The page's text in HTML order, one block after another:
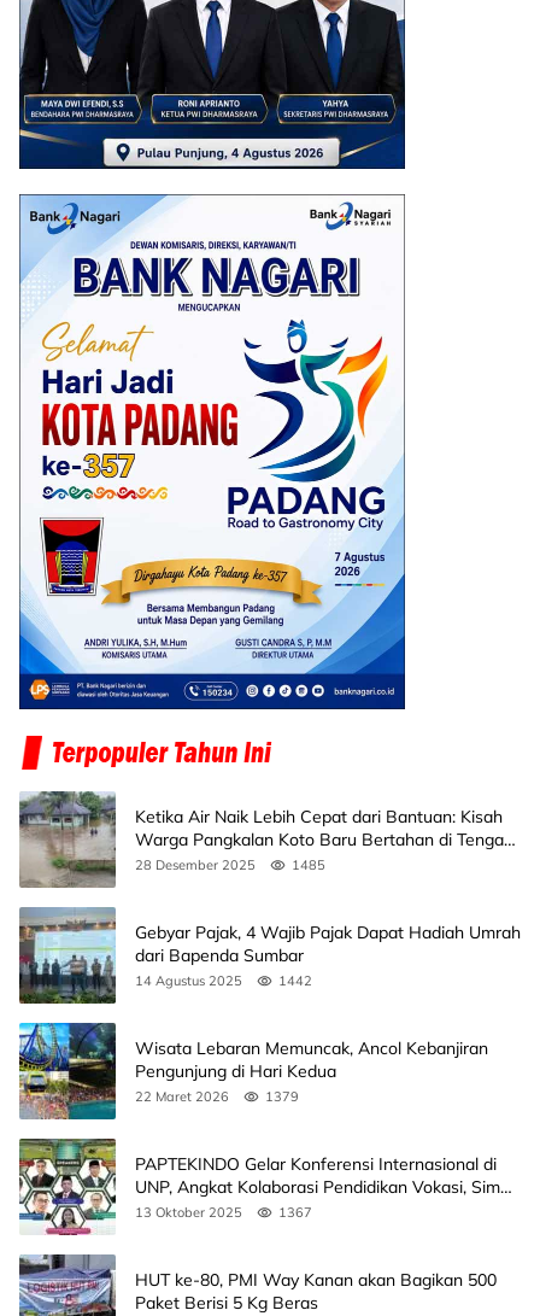
Ketika Air Naik Lebih Cepat dari Bantuan: Kisah
Warga Pangkalan Koto Baru Bertahan di Tengah
Banjir
28 Desember 2025 1485
Gebyar Pajak, 4 Wajib Pajak Dapat Hadiah Umrah
dari Bapenda Sumbar
14 Agustus 2025 1442
Wisata Lebaran Memuncak, Ancol Kebanjiran
Pengunjung di Hari Kedua
22 Maret 2026 1379
PAPTEKINDO Gelar Konferensi Internasional di
UNP, Angkat Kolaborasi Pendidikan Vokasi, Simak
Agendanya
13 Oktober 2025 1367
HUT ke-80, PMI Way Kanan akan Bagikan 500
Paket Berisi 5 Kg Beras